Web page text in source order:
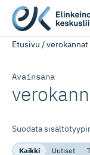
Etusivu /verokannat
Avainsana
Suodata
Kaikki Uutiset